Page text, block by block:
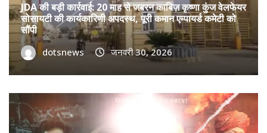
JDA की बड़ी कार्रवाई: 20 माह से जबरन काबिज़ कृष्णा कुंज वेलफेयर
सोसायटी की कार्यकारिणी अपदस्थ, पूरी कमान एम्पायर्ड कमेटी को
सौंपी
dotsnews जनवरी 30, 2026